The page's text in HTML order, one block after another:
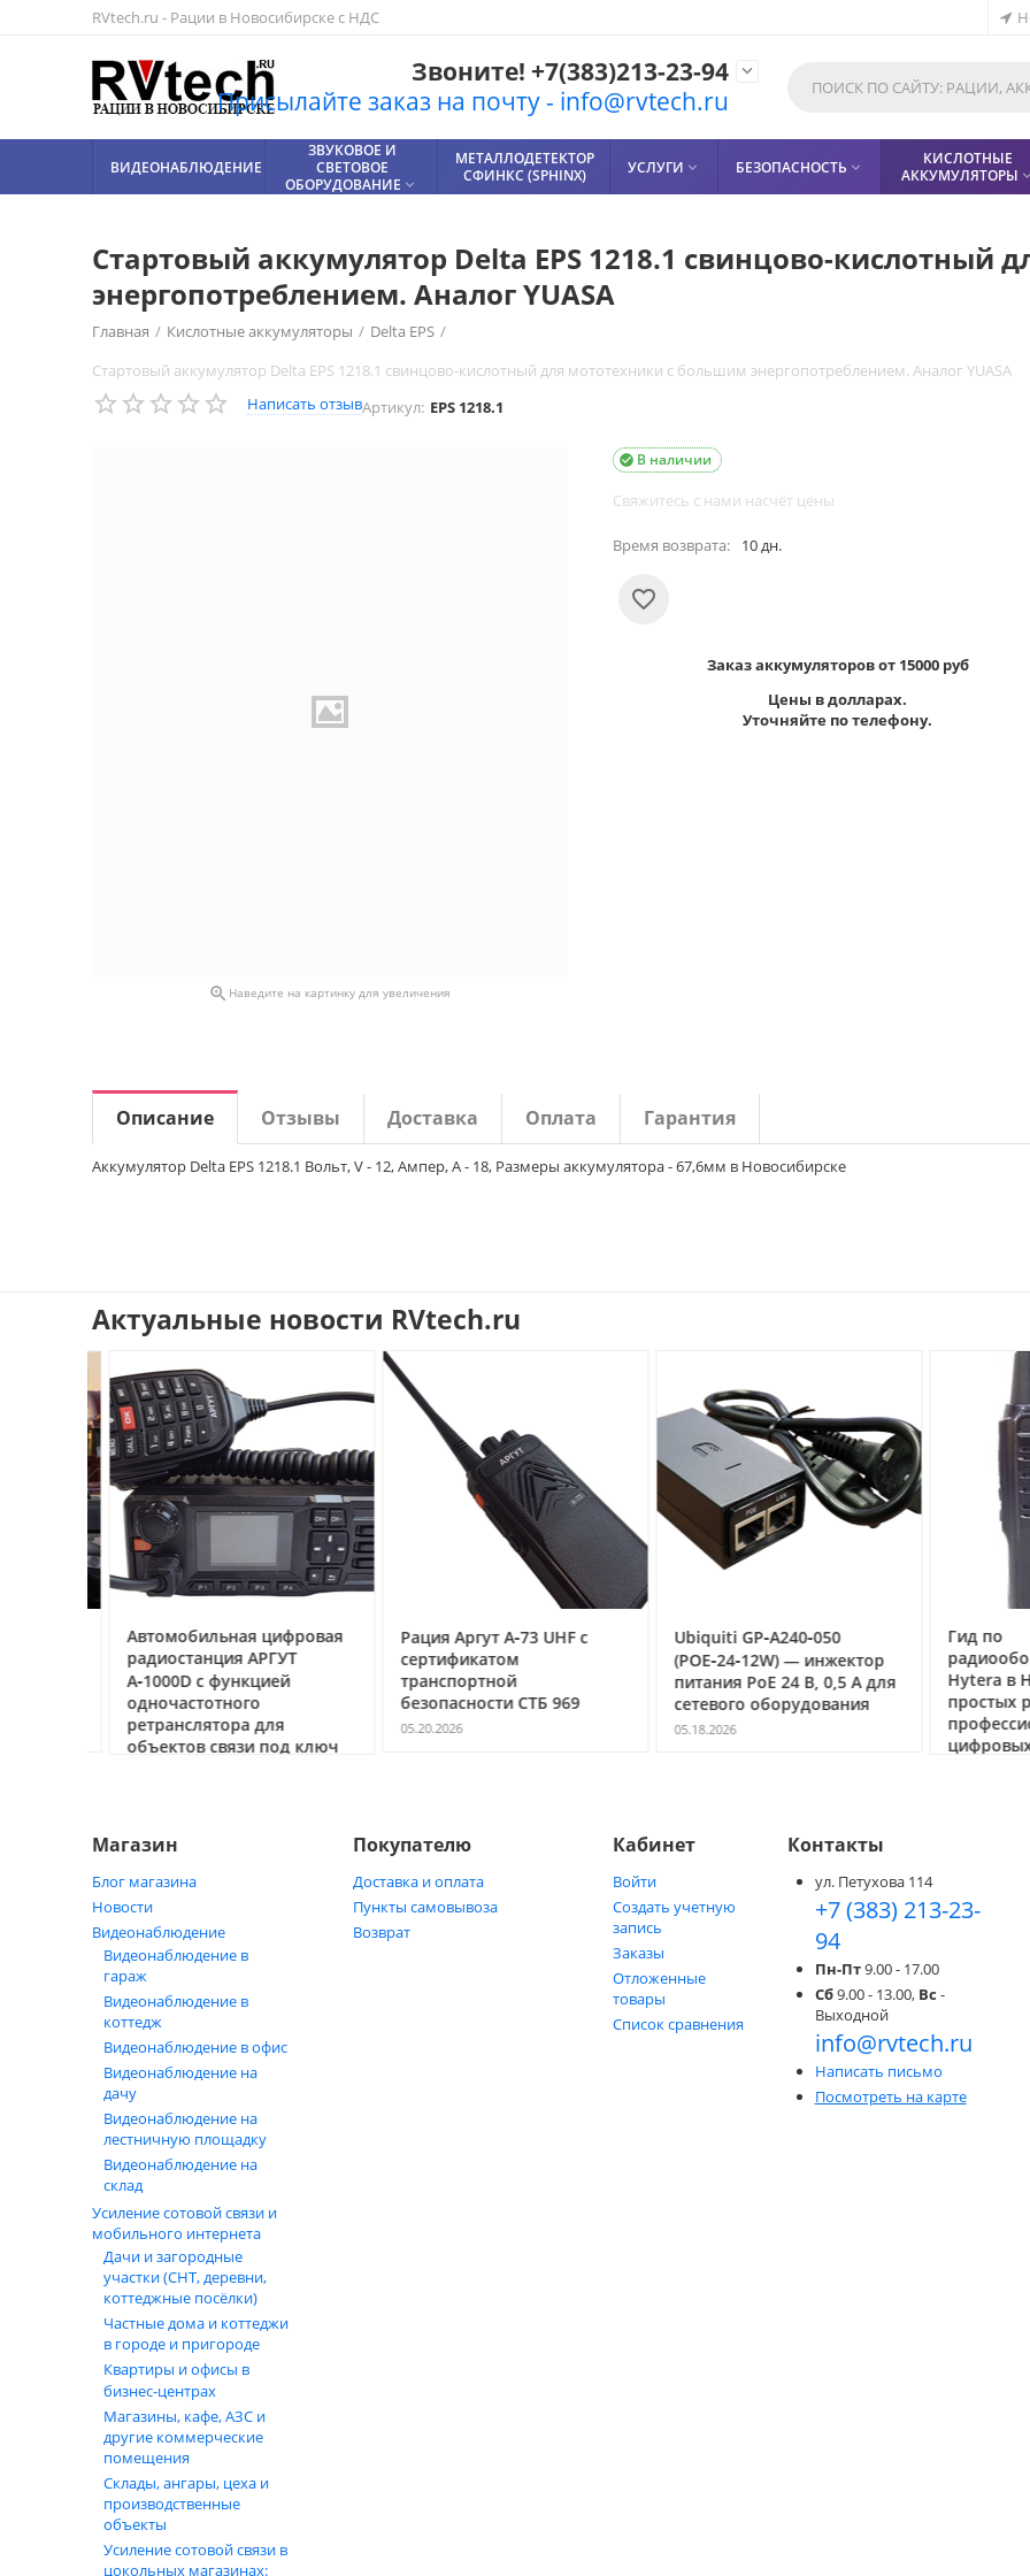
RVtech.ru - Рации в Новосибирске с НДС
Звоните! +7(383)213-23-94
Присылайте заказ на почту - info@rvtech.ru

ВСЕ
ТОВАРЫ
РАЦИИ,
РАДИОСТАНЦИИ
АККУМУЛЯТОРЫ
ДЛЯ РАЦИЙ
ЛИТИЕВЫЕ
АККУМУЛЯТОРЫ
СОТОВОЙ
ВИДЕОНАБЛЮДЕНИЕ
ЗВУКОВОЕ И
СВЕТОВОЕ
ОБОРУДОВАНИЕ 
МЕТАЛЛОДЕТЕКТОР
СФИНКС (SPHINX)
УСЛУГИ  БЕЗОПАСНОСТЬ 
КИСЛОТНЫЕ
АККУМУЛЯТОРЫ
Стартовый аккумулятор Delta EPS 1218.1 cвинцово-кислотный
энергопотреблением. Аналог YUASA
Главная / Кислотные аккумуляторы / Delta EPS /
Стартовый аккумулятор Delta EPS 1218.1 cвинцово-кислотный для мототехники с большим энергопотреблением. Аналог YUASA
Написать отзывАртикул: EPS 1218.1
 Наведите на картинку для увеличения
В наличии

Свяжитесь с нами насчёт цены
Время возврата: 10 дн.
Заказ аккумуляторов от 15000 руб
Цены в долларах.
Уточняйте по телефону.
Описание Отзывы Доставка Оплата Гарантия
Аккумулятор Delta EPS 1218.1 Вольт, V - 12, Ампер, A - 18, Размеры аккумулятора - 67,6мм в Новосибирске
Актуальные новости RVtech.ru
Автомобильная цифровая
радиостанция АРГУТ
А‑1000D с функцией
одночастотного
ретранслятора для
объектов связи под ключ
Рация Аргут А‑73 UHF с
сертификатом
транспортной
безопасности СТБ 969
05.20.2026
Ubiquiti GP‑A240‑050
(POE‑24‑12W) — инжектор
питания PoE 24 В, 0,5 А для
сетевого оборудования
05.18.2026
Гид по
Hytera в
простых
цифровых
Магазин
Блог магазина
Новости
Видеонаблюдение
Видеонаблюдение в
гараж
Видеонаблюдение в
коттедж
Видеонаблюдение в офис
Видеонаблюдение на
дачу
Видеонаблюдение на
лестничную площадку
Видеонаблюдение на
склад
Усиление сотовой связи и
мобильного интернета
Дачи и загородные
участки (СНТ, деревни,
коттеджные посёлки)
Частные дома и коттеджи
в городе и пригороде
Квартиры и офисы в
бизнес‑центрах
Магазины, кафе, АЗС и
другие коммерческие
помещения
Склады, ангары, цеха и
производственные
объекты
Усиление сотовой связи в
цокольных магазинах:
Покупателю
Доставка и оплата
Пункты самовывоза
Возврат
Кабинет
Войти
Создать учетную
запись
Заказы
Отложенные
товары
Список сравнения
Контакты
ул. Петухова 114
+7 (383) 213-23-
94
Пн-Пт9.00 - 17.00
Сб9.00 - 13.00, Вс -
Выходной
info@rvtech.ru
Написать письмо
Посмотреть на карте